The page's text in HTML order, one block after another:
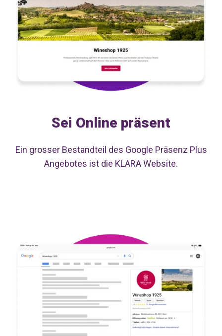
Sei Online präsent
Ein grosser Bestandteil des Google Präsenz Plus
Angebotes ist die KLARA Website.